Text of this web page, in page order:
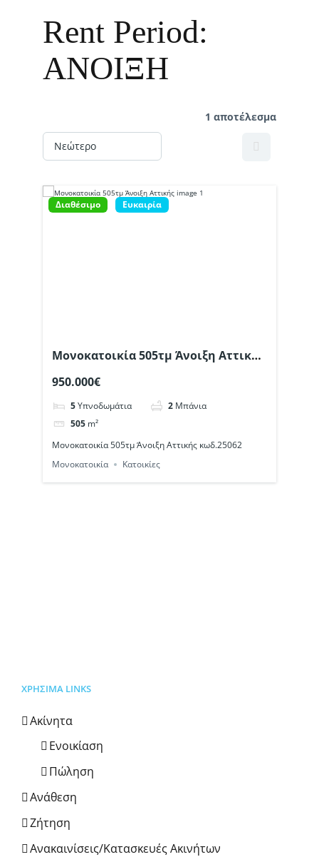
Rent Period:
ΑΝΟΙΞΗ
1 αποτέλεσμα
Διαθέσιμο Ευκαιρία
Μονοκατοικία 505τμ Άνοιξη Αττικής
950.000€
5Υπνοδωμάτια 2 Μπάνια
505 m²
Μονοκατοικία 505τμ Άνοιξη Αττικής κωδ.25062
Μονοκατοικία
Κατοικίες
ΧΡΗΣΙΜΑ LINKS
Ακίνητα
Ενοικίαση
Πώληση
Ανάθεση
Ζήτηση
Ανακαινίσεις/Κατασκευές Ακινήτων